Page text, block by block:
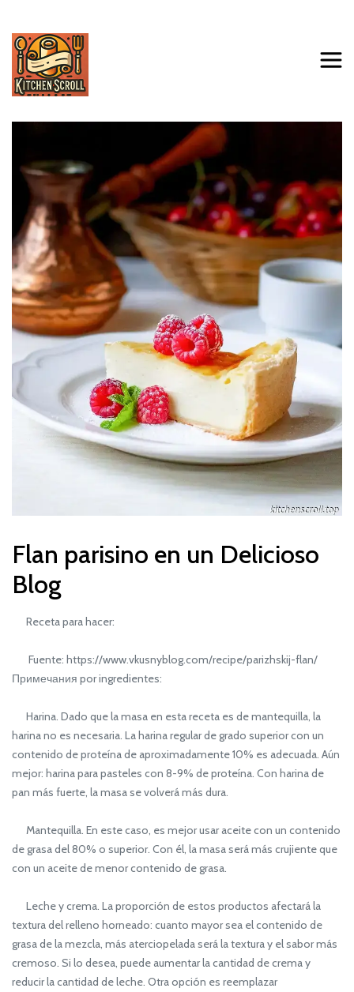
Flan parisino en un Delicioso
Blog
Receta para hacer:
Fuente: https://www.vkusnyblog.com/recipe/parizhskij-flan/
Примечания por ingredientes:
Harina. Dado que la masa en esta receta es de mantequilla, la
harina no es necesaria. La harina regular de grado superior con un
contenido de proteína de aproximadamente 10% es adecuada. Aún
mejor: harina para pasteles con 8-9% de proteína. Con harina de
pan más fuerte, la masa se volverá más dura.
Mantequilla. En este caso, es mejor usar aceite con un contenido
de grasa del 80% o superior. Con él, la masa será más crujiente que
con un aceite de menor contenido de grasa.
Leche y crema. La proporción de estos productos afectará la
textura del relleno horneado: cuanto mayor sea el contenido de
grasa de la mezcla, más aterciopelada será la textura y el sabor más
cremoso. Si lo desea, puede aumentar la cantidad de crema y
reducir la cantidad de leche. Otra opción es reemplazar